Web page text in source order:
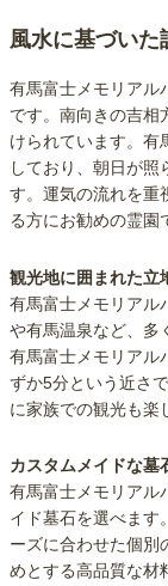
風水に基づいた
有馬富士メモリアル
です。南向きの吉相
けられています。有
しており、朝日が照
す。運気の流れを重
る方にお勧めの霊園
観光地に囲まれた立
有馬富士メモリアル
や有馬温泉など、多
有馬富士メモリアル
ずか5分という近さ
に家族での観光も楽
カスタムメイドな墓
有馬富士メモリアル
イド墓石を選べます
ーズに合わせた個別
めとする高品質な材